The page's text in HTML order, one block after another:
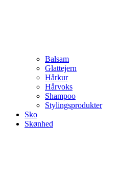
Balsam
Glattejern
Hårkur
Hårvoks
Shampoo
Stylingsprodukter
Sko
Skønhed